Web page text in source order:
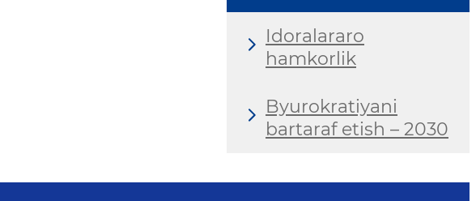
Idoralararo
hamkorlik
Byurokratiyani
bartaraf etish – 2030